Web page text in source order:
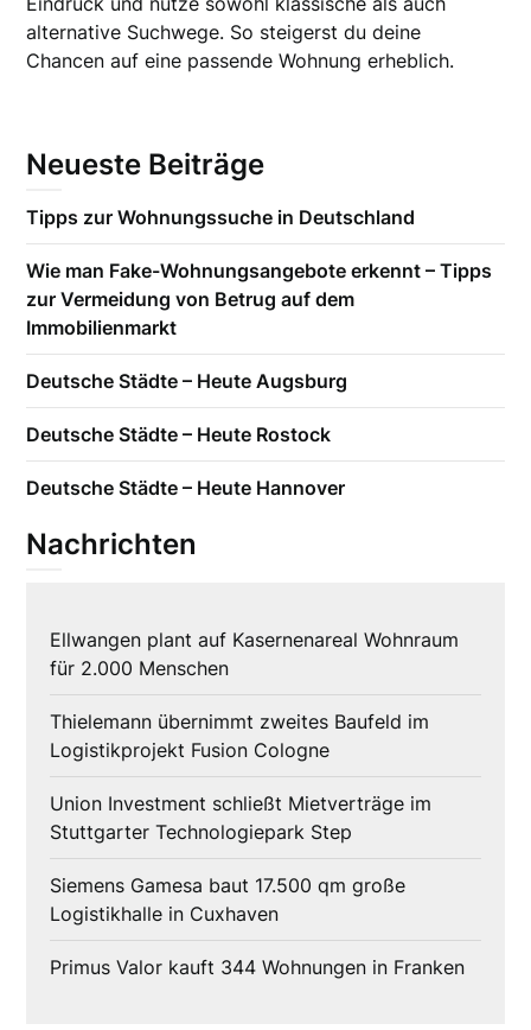
alternative Suchwege. So steigerst du deine
Chancen auf eine passende Wohnung erheblich.
Neueste Beiträge
Tipps zur Wohnungssuche in Deutschland
Wie man Fake-Wohnungsangebote erkennt – Tipps
zur Vermeidung von Betrug auf dem
Immobilienmarkt
Deutsche Städte – Heute Augsburg
Deutsche Städte – Heute Rostock
Deutsche Städte – Heute Hannover
Nachrichten
Ellwangen plant auf Kasernenareal Wohnraum
für 2.000 Menschen
Thielemann übernimmt zweites Baufeld im
Logistikprojekt Fusion Cologne
Union Investment schließt Mietverträge im
Stuttgarter Technologiepark Step
Siemens Gamesa baut 17.500 qm große
Logistikhalle in Cuxhaven
Primus Valor kauft 344 Wohnungen in Franken